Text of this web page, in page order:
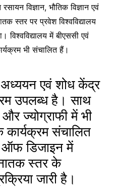
विज्ञान, भौतिक विज्ञान एवं
स्तर पर प्रवेश विश्वविद्यालय
विश्वविद्यालय में बीएससी एवं
भी संचालित हैं।
अध्ययन एवं शोध केंद्र
उपलब्ध है। साथ
और ज्योग्राफी में भी
कार्यक्रम संचालित
डिजाइन में
स्तर के
जारी है।